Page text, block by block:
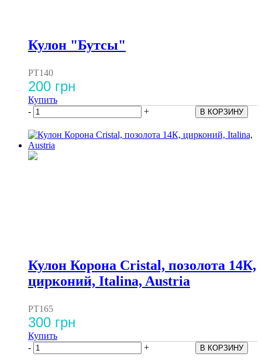
Кулон "Бутсы"
PT140
200 грн
Купить
-
+
Кулон Корона Cristal, позолота 14К,
цирконий, Italina, Austria
PT165
300 грн
Купить
-
+